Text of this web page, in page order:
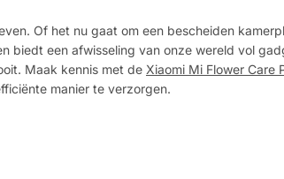
Of het nu gaat om een bescheiden
biedt een afwisseling van onze wereld vol
Maak kennis met de Xiaomi Mi Flower Care
manier te verzorgen.